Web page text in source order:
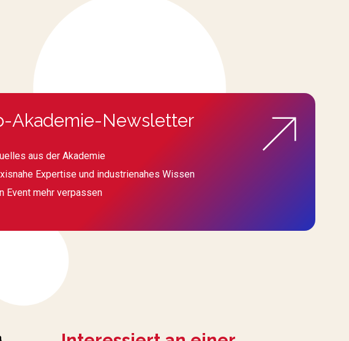
Akademie-Newsletter
aus der Akademie
Expertise und industrienahes Wissen
Event mehr verpassen